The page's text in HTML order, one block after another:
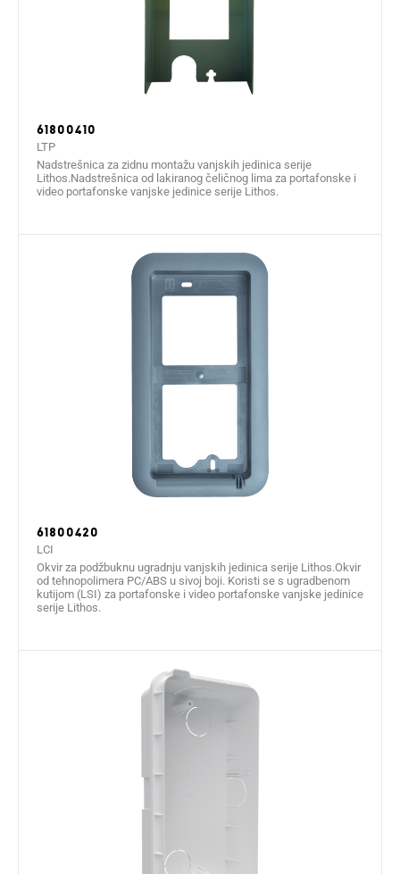
61800410
LTP
Nadstrešnica za zidnu montažu vanjskih jedinica serije
Lithos.Nadstrešnica od lakiranog čeličnog lima za portafonske i
video portafonske vanjske jedinice serije Lithos.
61800420
LCI
Okvir za podžbuknu ugradnju vanjskih jedinica serije Lithos.Okvir
od tehnopolimera PC/ABS u sivoj boji. Koristi se s ugradbenom
kutijom (LSI) za portafonske i video portafonske vanjske jedinice
serije Lithos.